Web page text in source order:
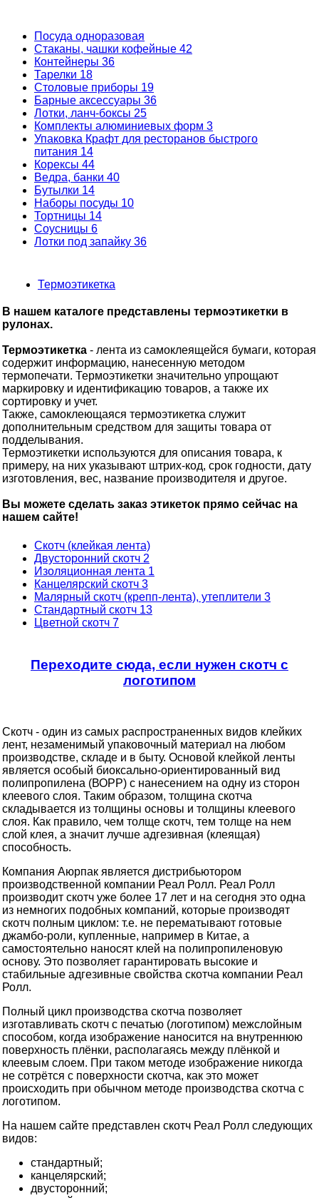
Посуда одноразовая
Стаканы, чашки кофейные 42
Контейнеры 36
Тарелки 18
Столовые приборы 19
Барные аксессуары 36
Лотки, ланч-боксы 25
Комплекты алюминиевых форм 3
Упаковка Крафт для ресторанов быстрого
питания 14
Корексы 44
Ведра, банки 40
Бутылки 14
Наборы посуды 10
Тортницы 14
Соусницы 6
Лотки под запайку 36
Термоэтикетка
В нашем каталоге представлены термоэтикетки в
рулонах.
Термоэтикетка - лента из самоклеящейся бумаги, которая
содержит информацию, нанесенную методом
термопечати. Термоэтикетки значительно упрощают
маркировку и идентификацию товаров, а также их
сортировку и учет.
Также, самоклеющаяся термоэтикетка служит
дополнительным средством для защиты товара от
подделывания.
Термоэтикетки используются для описания товара, к
примеру, на них указывают штрих-код, срок годности, дату
изготовления, вес, название производителя и другое.
Вы можете сделать заказ этикеток прямо сейчас на
нашем сайте!
Скотч (клейкая лента)
Двусторонний скотч 2
Изоляционная лента 1
Канцелярский скотч 3
Малярный скотч (крепп-лента), утеплители 3
Стандартный скотч 13
Цветной скотч 7
Переходите сюда, если нужен скотч с
логотипом
Скотч - один из самых распространенных видов клейких
лент, незаменимый упаковочный материал на любом
производстве, складе и в быту. Основой клейкой ленты
является особый биоксально-ориентированный вид
полипропилена (ВОРР) с нанесением на одну из сторон
клеевого слоя. Таким образом, толщина скотча
складывается из толщины основы и толщины клеевого
слоя. Как правило, чем толще скотч, тем толще на нем
слой клея, а значит лучше адгезивная (клеящая)
способность.
Компания Аюрпак является дистрибьютором
производственной компании Реал Ролл. Реал Ролл
производит скотч уже более 17 лет и на сегодня это одна
из немногих подобных компаний, которые производят
скотч полным циклом: т.е. не перематывают готовые
джамбо-роли, купленные, например в Китае, а
самостоятельно наносят клей на полипропиленовую
основу. Это позволяет гарантировать высокие и
стабильные адгезивные свойства скотча компании Реал
Ролл.
Полный цикл производства скотча позволяет
изготавливать скотч с печатью (логотипом) межслойным
способом, когда изображение наносится на внутреннюю
поверхность плёнки, располагаясь между плёнкой и
клеевым слоем. При таком методе изображение никогда
не сотрётся с поверхности скотча, как это может
происходить при обычном методе производства скотча с
логотипом.
На нашем сайте представлен скотч Реал Ролл следующих
видов:
стандартный;
канцелярский;
двусторонний;